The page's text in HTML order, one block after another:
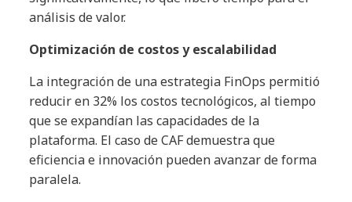
análisis de valor.
Optimización de costos y escalabilidad
La integración de una estrategia FinOps permitió
reducir en 32% los costos tecnológicos, al tiempo
que se expandían las capacidades de la
plataforma. El caso de CAF demuestra que
eficiencia e innovación pueden avanzar de forma
paralela.